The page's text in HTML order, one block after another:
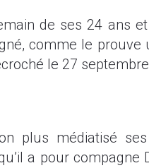
de ses 24 ans
comme le
le 27
plus médiatisé
a pour